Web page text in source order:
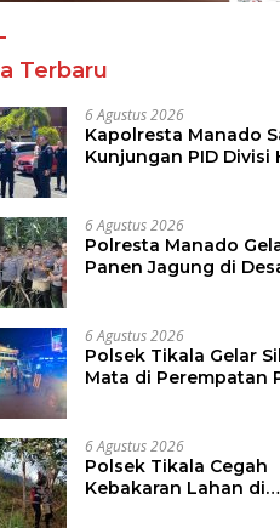
Terbaru
6 Agustus 2026
Kapolresta Manado
Kunjungan PID Divisi
6 Agustus 2026
Polresta Manado
Panen Jagung di
Swasembada Pangan
6 Agustus 2026
Polsek Tikala Gelar
Mata di Perempatan
6 Agustus 2026
Polsek Tikala Cegah
Kebakaran Lahan di